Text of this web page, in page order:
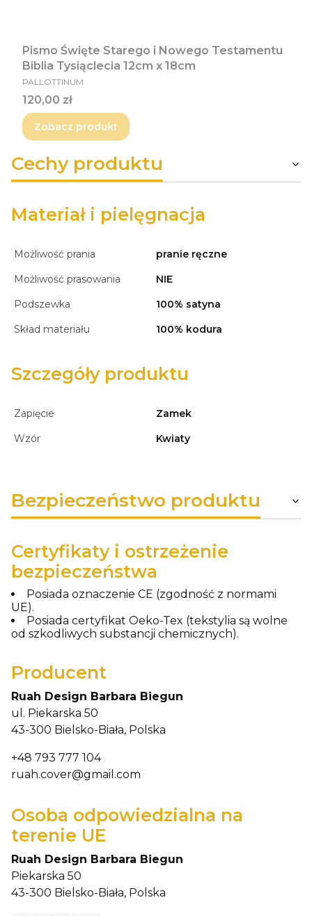
Pismo Święte Starego i Nowego Testamentu
Biblia Tysiąclecia 12cm x 18cm
PRODUCENT
PALLOTTINUM
Cena
120,00 zł
Zobacz produkt
Cechy produktu
Materiał i pielęgnacja
Możliwość prania
pranie ręczne
Możliwość prasowania
NIE
Podszewka
100% satyna
Skład materiału
100% kodura
Szczegóły produktu
Zapięcie
Zamek
Wzór
Kwiaty
Bezpieczeństwo produktu
Certyfikaty i ostrzeżenie
bezpieczeństwa
Posiada oznaczenie CE (zgodność z normami
UE).
Posiada certyfikat Oeko-Tex (tekstylia są wolne
od szkodliwych substancji chemicznych).
Producent
Ruah Design Barbara Biegun
ul. Piekarska 50
43-300 Bielsko-Biała, Polska
+48 793 777 104
ruah.cover@gmail.com
Osoba odpowiedzialna na
terenie UE
Ruah Design Barbara Biegun
Piekarska 50
43-300 Bielsko-Biała, Polska